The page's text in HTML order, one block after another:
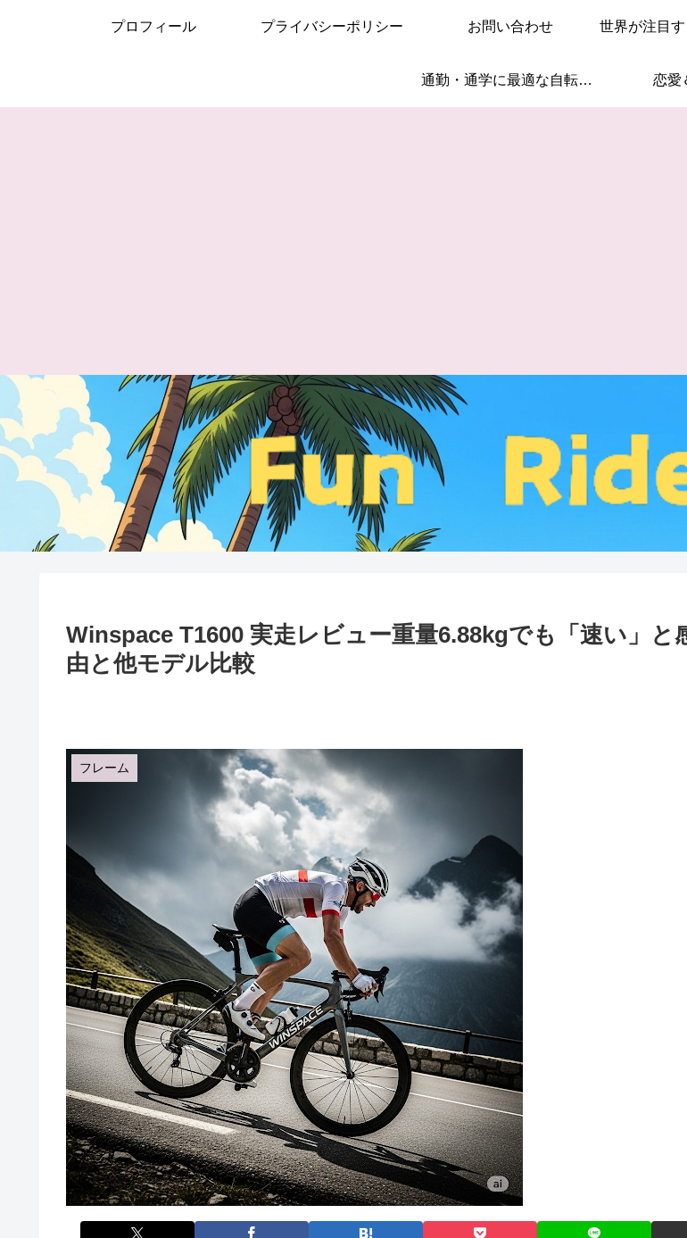
プロフィール プライバシーポリシー お問い合わせ
通勤・通学に最適な自転車はこれ！ 恋愛
Winspace T1600 実走レビュー重量6.88kgでも「速い」と
由と他モデル比較
フレーム